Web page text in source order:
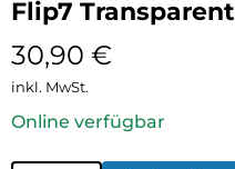
Flip7 Transparent
30,90 €
inkl. MwSt.
Online verfügbar